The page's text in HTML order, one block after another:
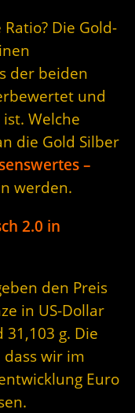
Die Gold-
der beiden
und
Welche
die Gold Silber
–
werden.
2.0 in
den Preis
in US-Dollar
g. Die
wir im
Euro